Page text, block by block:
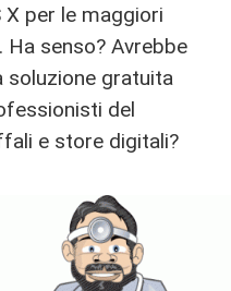
X per le maggiori
senso? Avrebbe
soluzione gratuita
del
e store digitali?